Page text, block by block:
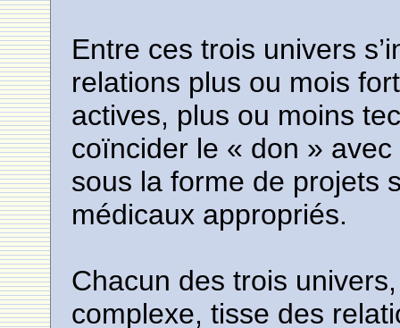
Entre ces trois univers
relations plus ou mois
actives, plus ou moins
coïncider le « don »
sous la forme de projets
médicaux appropriés.
Chacun des trois
complexe, tisse des